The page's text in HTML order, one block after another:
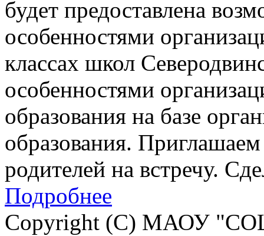
будет предоставлена
особенностями
классах школ
особенностями
образования на базе
образования.
родителей на встречу.
Подробнее
Copyright (C) МАОУ